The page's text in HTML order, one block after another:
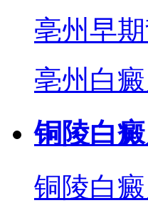
亳州早
亳州白
铜陵白
铜陵白